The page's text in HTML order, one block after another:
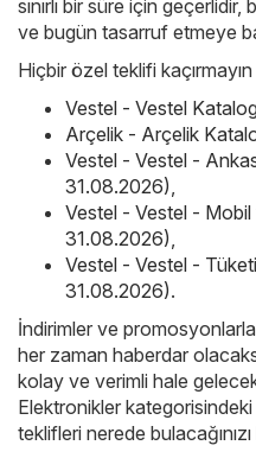
sınırlı bir süre için
ve bugün tasarruf etmeye
Hiçbir özel teklifi
Vestel - Vestel
Arçelik - Arçelik
Vestel - Vestel -
31.08.2026),
Vestel - Vestel - Mobil
31.08.2026),
Vestel - Vestel -
31.08.2026).
İndirimler ve
her zaman haberdar
kolay ve verimli hale
Elektronikler
teklifleri nerede